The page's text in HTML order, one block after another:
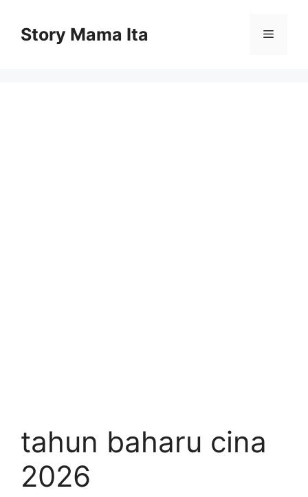
contentStory Mama Ita Menu
tahun baharu cina
2026